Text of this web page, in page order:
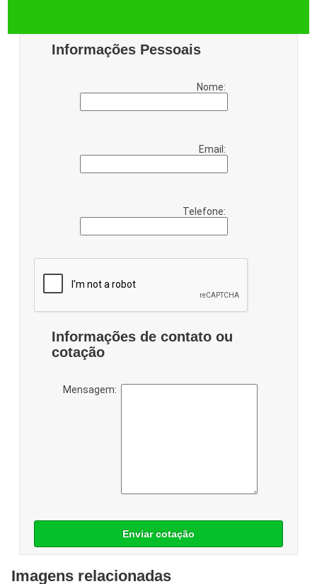
Informações Pessoais
Nome:
Email:
Telefone:
Informações de contato ou
cotação
Mensagem:
Enviar cotação
Imagens relacionadas